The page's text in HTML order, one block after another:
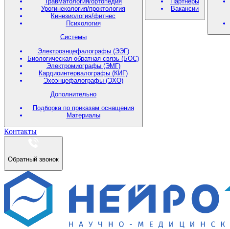
Урогинекология/проктология
Кинезиология/фитнес
Психология
Системы
Электроэнцефалографы (ЭЭГ)
Биологическая обратная связь (БОС)
Электромиографы (ЭМГ)
Кардиоинтервалографы (КИГ)
Эхоэнцефалографы (ЭХО)
Дополнительно
Подборка по приказам оснащения
Материалы
Вакансии
Контакты
Обратный звонок